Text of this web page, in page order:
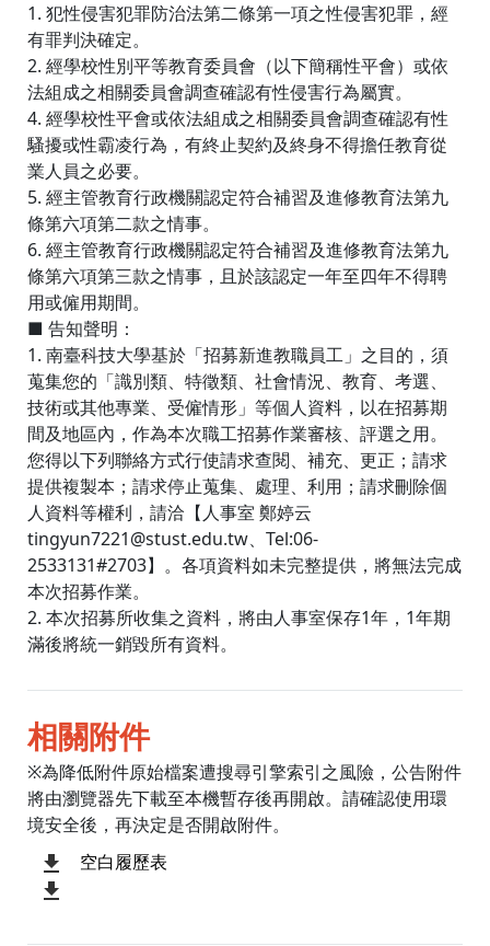
1. 犯性侵害犯罪防治法第二條第一項之性侵害犯罪，經
有罪判決確定。
2. 經學校性別平等教育委員會（以下簡稱性平會）或依
法組成之相關委員會調查確認有性侵害行為屬實。
4. 經學校性平會或依法組成之相關委員會調查確認有性
騷擾或性霸凌行為，有終止契約及終身不得擔任教育從
業人員之必要。
5. 經主管教育行政機關認定符合補習及進修教育法第九
條第六項第二款之情事。
6. 經主管教育行政機關認定符合補習及進修教育法第九
條第六項第三款之情事，且於該認定一年至四年不得聘
用或僱用期間。
■ 告知聲明：
1. 南臺科技大學基於「招募新進教職員工」之目的，須
蒐集您的「識別類、特徵類、社會情況、教育、考選、
技術或其他專業、受僱情形」等個人資料，以在招募期
間及地區內，作為本次職工招募作業審核、評選之用。
您得以下列聯絡方式行使請求查閱、補充、更正；請求
提供複製本；請求停止蒐集、處理、利用；請求刪除個
人資料等權利，請洽【人事室 鄭婷云
tingyun7221@stust.edu.tw、Tel:06-
2533131#2703】。各項資料如未完整提供，將無法完成
本次招募作業。
2. 本次招募所收集之資料，將由人事室保存1年，1年期
滿後將統一銷毀所有資料。
相關附件
※為降低附件原始檔案遭搜尋引擎索引之風險，公告附件
將由瀏覽器先下載至本機暫存後再開啟。請確認使用環
境安全後，再決定是否開啟附件。
空白履歷表